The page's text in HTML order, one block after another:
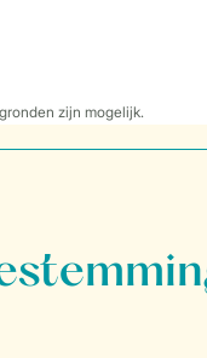
zijn mogelijk.